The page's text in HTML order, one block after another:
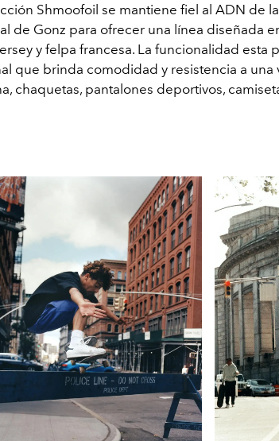
Shmoofoil se mantiene fiel al ADN de
de Gonz para ofrecer una línea diseñada
y felpa francesa. La funcionalidad esta
que brinda comodidad y resistencia a
chaquetas, pantalones deportivos,